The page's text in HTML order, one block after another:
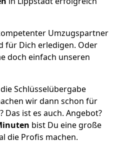
Umzugspartner
für Dich erledigen. Oder
doch einfach unseren
Schlüsselübergabe
wir dann schon für
Das ist es auch. Angebot?
bist Du eine große
die Profis machen.